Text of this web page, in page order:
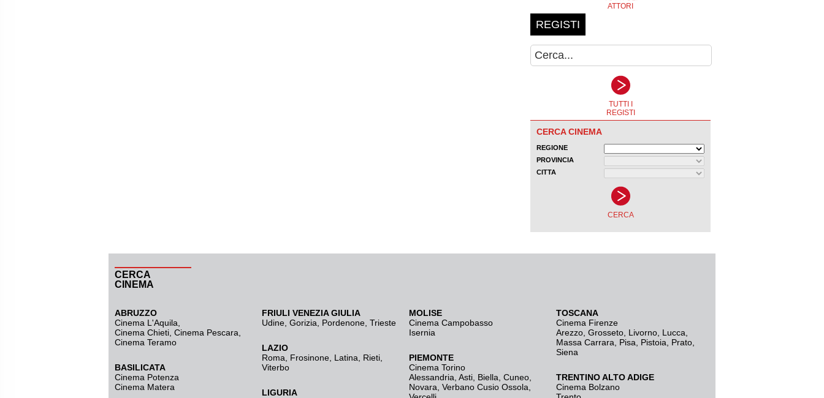
CERCA
CINEMA
ABRUZZO
Cinema L'Aquila
Cinema Chieti, Cinema Pescara,
Cinema Teramo
BASILICATA
Cinema Potenza
Cinema Matera
FRIULI VENEZIA GIULIA
Udine Gorizia Pordenone Trieste
LAZIO
Roma
Frosinone Latina Rieti
Viterbo
LIGURIA
MOLISE
Cinema Campobasso
Isernia
PIEMONTE
Cinema Torino
Alessandria Asti Biella Cuneo
Novara Verbano Cusio Ossola
TOSCANA
Cinema Firenze
Arezzo Grosseto Livorno Lucca
Massa Carrara
Pisa Pistoia Prato
Siena
TRENTINO ALTO ADIGE
Cinema Bolzano